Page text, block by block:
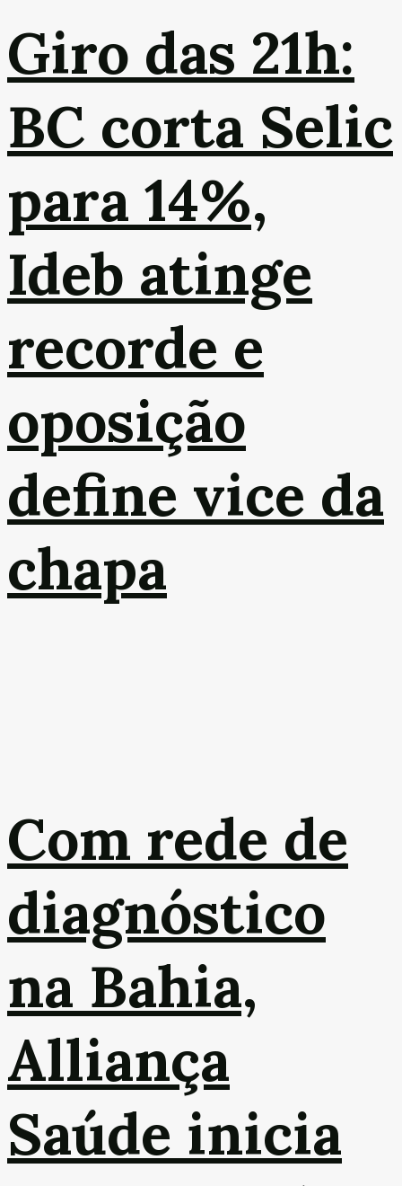
Giro das 21h:
BC corta Selic
para 14%,
Ideb atinge
recorde e
oposição
define vice da
chapa
Com rede de
diagnóstico
na Bahia,
Alliança
Saúde inicia